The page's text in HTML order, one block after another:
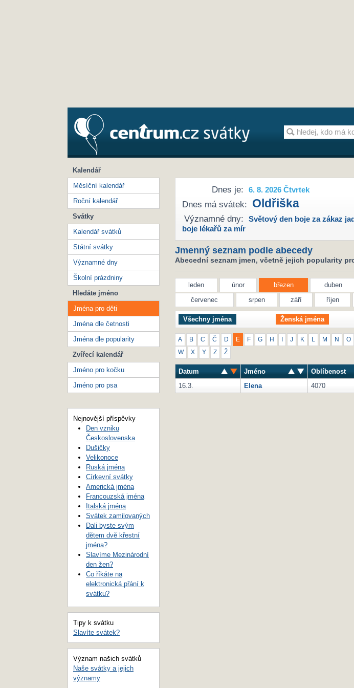
Dnes je: 6. 8. 2026 Čtvrtek
Dnes má svátek: Oldřiška
Významné dny: Světový den boje za zákaz
boje lékařů za mír
Jmenný seznam podle abecedy
Abecední seznam jmen, včetně jejich popularity
leden únor březen duben
červenec
srpen září říjen
Všechny jména Ženská jména
A B C Č D E F G H J K M N O
W X Y Z Ž
Datum Jméno Oblíbenost
16.3.
Elena 4070
Kalendář
Měsíční kalendář
Roční kalendář
Svátky
Kalendář svátků
Státní svátky
Významné dny
Školní prázdniny
Hledáte jméno
Jména pro děti
Jména dle četnosti
Jména dle popularity
Zvířecí kalendář
Jméno pro kočku
Jméno pro psa
Nejnovější příspěvky
Den vzniku
Československa
Dušičky
Velikonoce
Ruská jména
Církevní svátky
Americká jména
Francouzská jména
Italská jména
Svátek zamilovaných
Dali byste svým
dětem dvě křestní
jména?
Slavíme Mezinárodní
den žen?
Co říkáte na
elektronická přání k
svátku?
Tipy k svátku
Slavíte svátek?
Význam našich svátků
Naše svátky a jejich
významy